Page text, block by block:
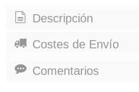
Descripción
Costes de Envío
Comentarios